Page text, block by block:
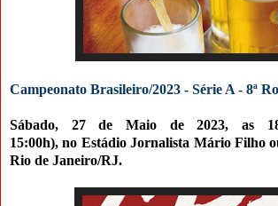
Campeonato Brasileiro/2023 - Série A - 8ª
Sábado, 27 de Maio de 2023, as
15:00h),no Estádio Jornalista Mário Filho
Rio de Janeiro/RJ.